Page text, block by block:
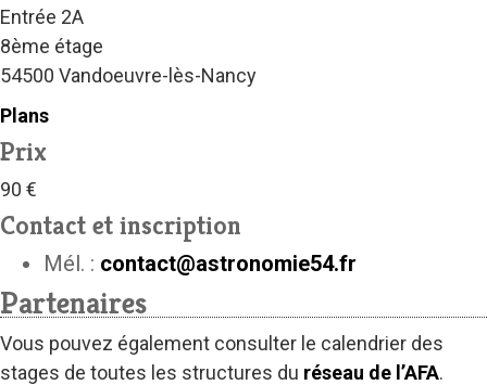
Entrée 2A
8ème étage
54500 Vandoeuvre-lès-Nancy
Plans
Prix
90 €
Contact et inscription
Mél. : contact@astronomie54.fr
Partenaires
Vous pouvez également consulter le calendrier des
stages de toutes les structures du réseau de l’AFA.